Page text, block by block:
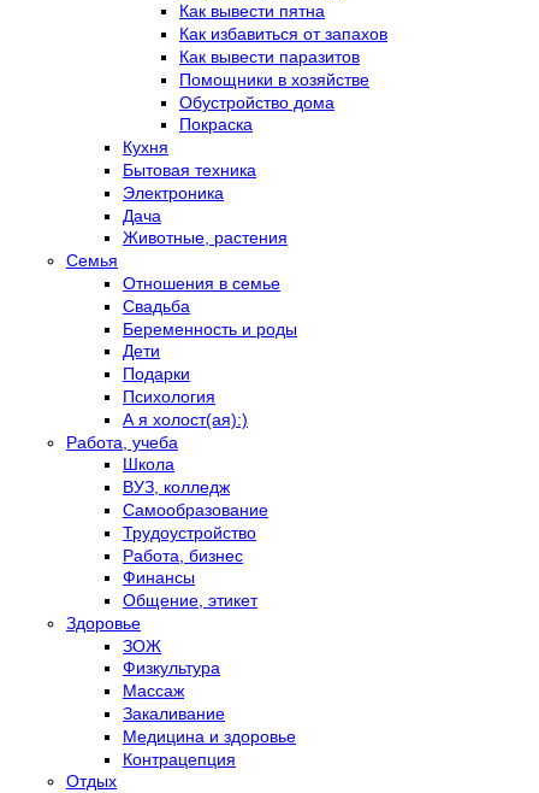
Как вывести пятна
Как избавиться от запахов
Как вывести паразитов
Помощники в хозяйстве
Обустройство дома
Покраска
Кухня
Бытовая техника
Электроника
Дача
Животные, растения
Семья
Отношения в семье
Свадьба
Беременность и роды
Дети
Подарки
Психология
А я холост(ая):)
Работа, учеба
Школа
ВУЗ, колледж
Самообразование
Трудоустройство
Работа, бизнес
Финансы
Общение, этикет
Здоровье
ЗОЖ
Физкультура
Массаж
Закаливание
Медицина и здоровье
Контрацепция
Отдых